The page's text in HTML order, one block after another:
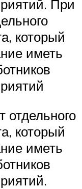
При
который
иметь
отдельного
который
иметь